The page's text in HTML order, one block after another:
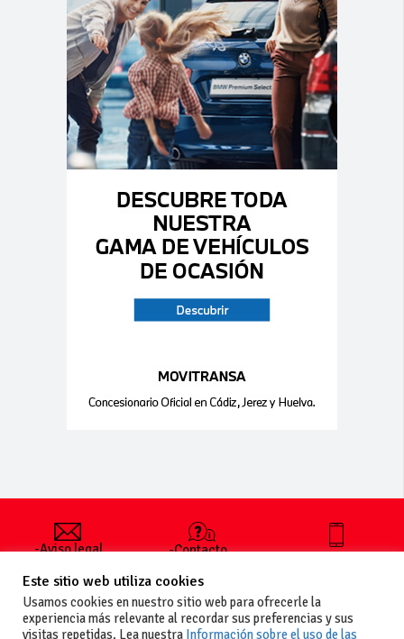
-Aviso legal
generales
de uso
-Política de
-Contacto
publicar un
anuncio
-Vende+
+34 627 35
Este sitio web utiliza cookies
Usamos cookies en nuestro sitio web para ofrecerle la
experiencia más relevante al recordar sus preferencias y sus
visitas repetidas. Lea nuestra Información sobre el uso de las